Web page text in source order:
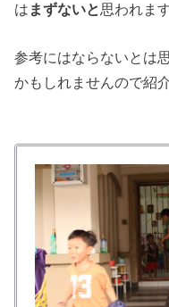
は まずないと思われま
参考にはならないとは
かもしれませんので紹